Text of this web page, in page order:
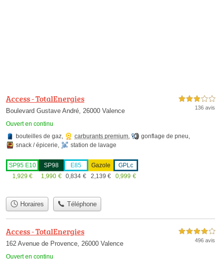
Access - TotalEnergies
Boulevard Gustave André, 26000 Valence
Ouvert en continu
3,0 étoiles sur 5
136 avis
bouteilles de gaz, carburants premium, gonflage de pneu,
snack / épicerie, station de lavage
SP95 E10
1,929 €
SP98
1,990 €
E85
0,834 €
Gazole
2,139 €
GPLc
0,999 €
Horaires Téléphone
Access - TotalEnergies
162 Avenue de Provence, 26000 Valence
Ouvert en continu
4,0 étoiles sur 5
496 avis